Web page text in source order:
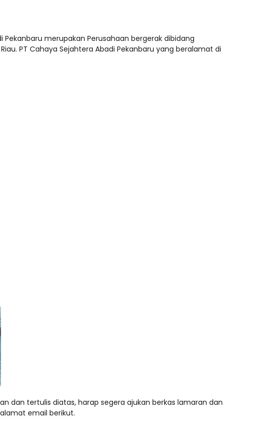
Pekanbaru merupakan Perusahaan bergerak dibidang
PT Cahaya Sejahtera Abadi Pekanbaru yang beralamat di
dan tertulis diatas, harap segera ajukan berkas lamaran dan
email berikut.